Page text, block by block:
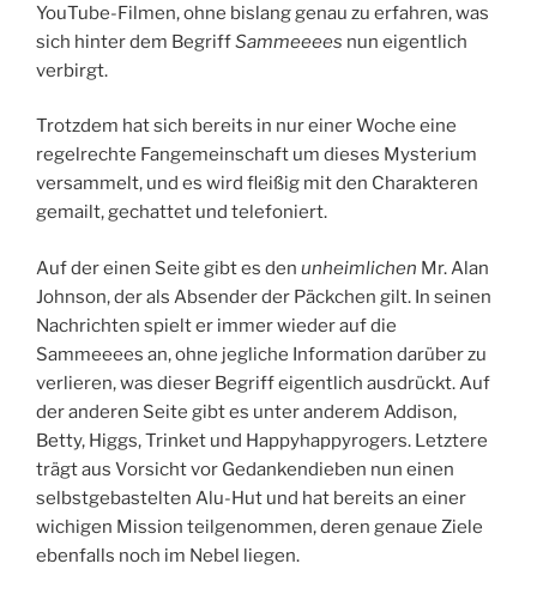
YouTube-Filmen, ohne bislang genau zu erfahren, was
sich hinter dem BegriffSammeeees nun eigentlich
verbirgt.
Trotzdem hat sich bereits in nur einer Woche eine
regelrechte Fangemeinschaft um dieses Mysterium
versammelt, und es wird fleißig mit den Charakteren
gemailt, gechattet und telefoniert.
Auf der einen Seite gibt es den unheimlichen Mr. Alan
Johnson, der als Absender der Päckchen gilt. In seinen
Nachrichten spielt er immer wieder auf die
Sammeeees an, ohne jegliche Information darüber zu
verlieren, was dieser Begriff eigentlich ausdrückt. Auf
der anderen Seite gibt es unter anderem Addison,
Betty, Higgs, Trinket und Happyhappyrogers. Letztere
trägt aus Vorsicht vor Gedankendieben nun einen
selbstgebastelten Alu-Hut und hat bereits an einer
wichigen Mission teilgenommen, deren genaue Ziele
ebenfalls noch im Nebel liegen.